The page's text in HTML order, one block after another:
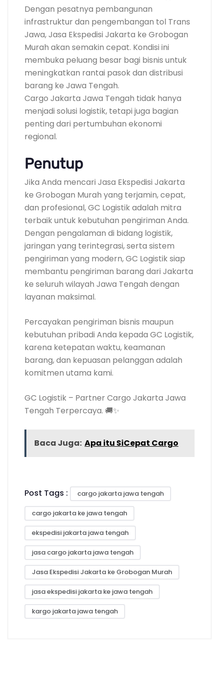
Dengan pesatnya pembangunan
infrastruktur dan pengembangan tol Trans
Jawa, Jasa Ekspedisi Jakarta ke Grobogan
Murah akan semakin cepat. Kondisi ini
membuka peluang besar bagi bisnis untuk
meningkatkan rantai pasok dan distribusi
barang ke Jawa Tengah.
Cargo Jakarta Jawa Tengah tidak hanya
menjadi solusi logistik, tetapi juga bagian
penting dari pertumbuhan ekonomi
regional.
Penutup
Jika Anda mencari Jasa Ekspedisi Jakarta
ke Grobogan Murah yang terjamin, cepat,
dan profesional, GC Logistik adalah mitra
terbaik untuk kebutuhan pengiriman Anda.
Dengan pengalaman di bidang logistik,
jaringan yang terintegrasi, serta sistem
pengiriman yang modern, GC Logistik siap
membantu pengiriman barang dari Jakarta
ke seluruh wilayah Jawa Tengah dengan
layanan maksimal.
Percayakan pengiriman bisnis maupun
kebutuhan pribadi Anda kepada GC Logistik,
karena ketepatan waktu, keamanan
barang, dan kepuasan pelanggan adalah
komitmen utama kami.
GC Logistik – Partner Cargo Jakarta Jawa
Tengah Terpercaya. 🚚✨
Baca Juga: Apa itu SiCepat Cargo
Post Tags : cargo jakarta jawa tengah
cargo jakarta ke jawa tengah
ekspedisi jakarta jawa tengah
jasa cargo jakarta jawa tengah
Jasa Ekspedisi Jakarta ke Grobogan Murah
jasa ekspedisi jakarta ke jawa tengah
kargo jakarta jawa tengah